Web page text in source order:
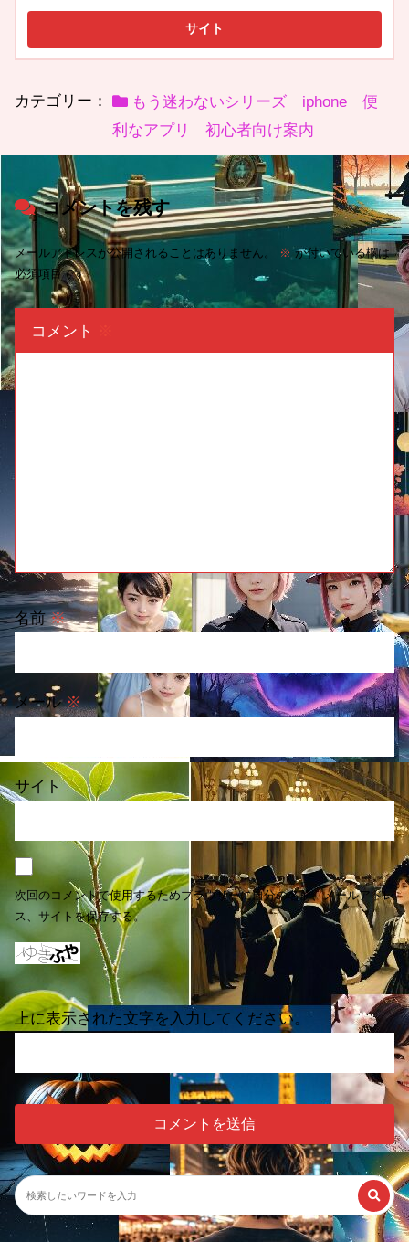
カテゴリー：
もう迷わないシリーズ iphone 便
利なアプリ 初心者向け案内
コメントを残す
メールアドレスが公開されることはありません。 ※ が付いている欄は
必須項目です
コメント
名前※
メール※
サイト
次回のコメントで使用するためブラウザーに自分の名前、メールアドレ
ス、サイトを保存する。
上に表示された文字を入力してください。